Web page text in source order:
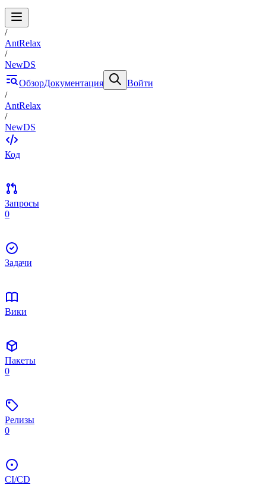
/
AntRelax
/
NewDS
ОбзорДокументация
Войти
/
AntRelax
/
NewDS
Код
Запросы
0
Задачи
Вики
Пакеты
0
Релизы
0
CI/CD